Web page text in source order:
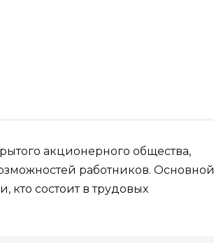
акционерного общества,
работников. Основной
состоит в трудовых